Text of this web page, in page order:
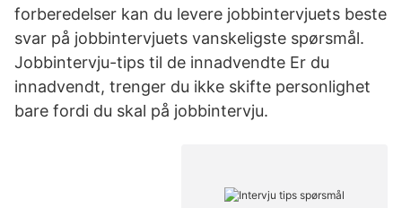
forberedelser kan du levere jobbintervjuets beste
svar på jobbintervjuets vanskeligste spørsmål.
Jobbintervju-tips til de innadvendte Er du
innadvendt, trenger du ikke skifte personlighet
bare fordi du skal på jobbintervju.